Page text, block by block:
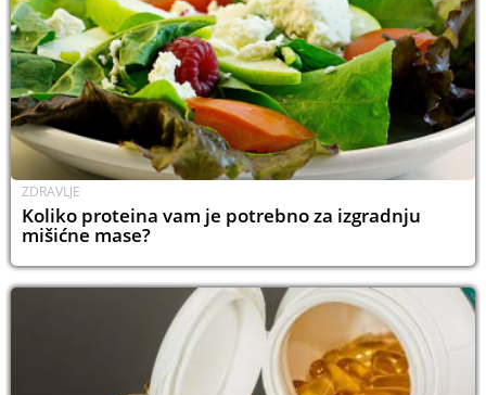
ZDRAVLJE
Koliko proteina vam je potrebno za izgradnju
mišićne mase?